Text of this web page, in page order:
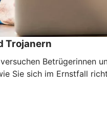
Trojanern
Betrügerinnen
Sie sich im Ernstfall